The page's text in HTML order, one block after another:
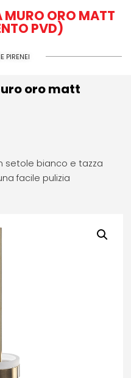
MURO ORO MATT
PVD)
PIRENEI
oro matt
setole bianco e tazza
facile pulizia